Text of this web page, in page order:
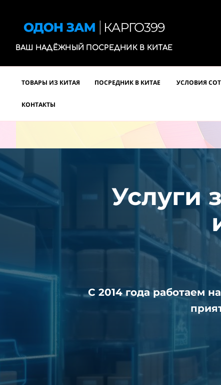
ВАШ НАДЁЖНЫЙ ПОСРЕДНИК В КИТАЕ
ТОВАРЫ ИЗ КИТАЯ ПОСРЕДНИК В КИТАЕ УСЛОВИЯ
КОНТАКТЫ
Услуги
С 2014 года работаем